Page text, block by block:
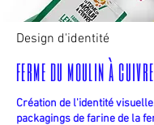
Design d'identité
ferme du moulin à cuivre
Création de l'identité
packagings de farine de la